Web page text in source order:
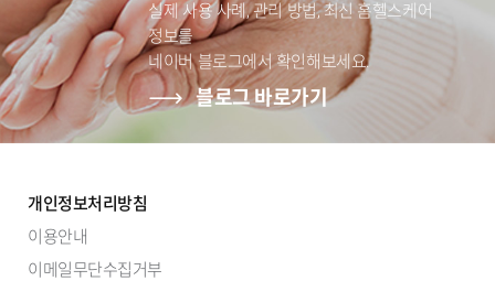
실제 사용 사례, 관리 방법, 최신 홈헬스케어
정보를
네이버 블로그에서 확인해보세요.
블로그 바로가기
개인정보처리방침
이용안내
이메일무단수집거부